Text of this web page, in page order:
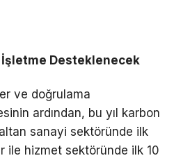
Desteklenecek
ve doğrulama
ardından, bu yıl karbon
sanayi sektöründe ilk
ile hizmet sektöründe ilk 10